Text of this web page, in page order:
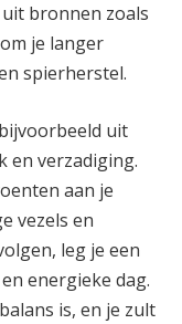
bronnen zoals
je langer
spierherstel.
uit
en verzadiging.
aan je
vezels en
leg je een
energieke dag.
is, en je zult